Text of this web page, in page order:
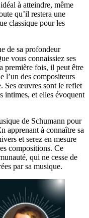
à atteindre, même
qu’il restera une
classique pour les
de sa profondeur
vous connaissiez ses
première fois, il peut être
l’un des compositeurs
Ses œuvres sont le reflet
intimes, et elles évoquent
de Schumann pour
apprenant à connaître sa
et serez en mesure
compositions. Ce
qui ne cesse de
par sa musique.